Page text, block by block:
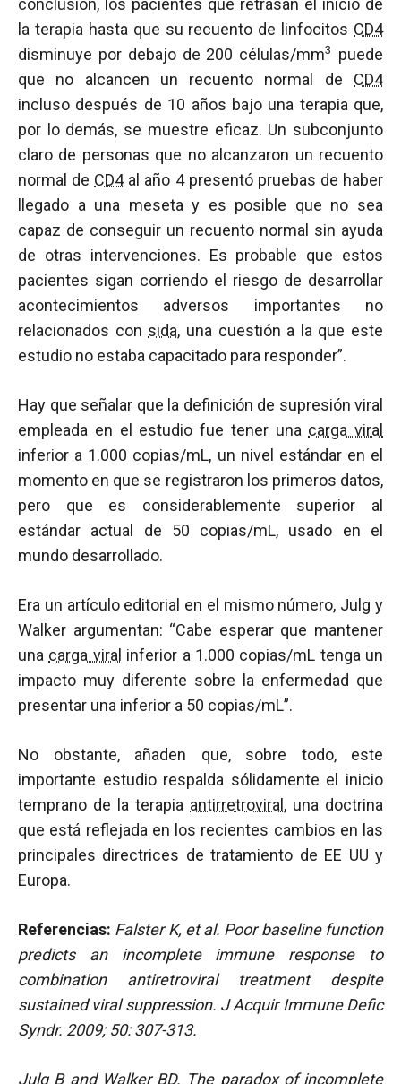
conclusión, los pacientes que retrasan el inicio de
la terapia hasta que su recuento de linfocitos CD4
disminuye por debajo de 200 células/mm3
puede
que no alcancen un recuento normal de CD4
incluso después de 10 años bajo una terapia que,
por lo demás, se muestre eficaz. Un subconjunto
claro de personas que no alcanzaron un recuento
normal de CD4al año 4 presentó pruebas de haber
llegado a una meseta y es posible que no sea
capaz de conseguir un recuento normal sin ayuda
de otras intervenciones. Es probable que estos
pacientes sigan corriendo el riesgo de desarrollar
acontecimientos adversos importantes no
relacionados con sida, una cuestión a la que este
estudio no estaba capacitado para responder”.
Hay que señalar que la definición de supresión viral
empleada en el estudio fue tener una carga viral
inferior a 1.000 copias/mL, un nivel estándar en el
momento en que se registraron los primeros datos,
pero que es considerablemente superior al
estándar actual de 50 copias/mL, usado en el
mundo desarrollado.
Era un artículo editorial en el mismo número, Julg y
Walker argumentan: “Cabe esperar que mantener
una carga viral inferior a 1.000 copias/mL tenga un
impacto muy diferente sobre la enfermedad que
presentar una inferior a 50 copias/mL”.
No obstante, añaden que, sobre todo, este
importante estudio respalda sólidamente el inicio
temprano de la terapia antirretroviral , una doctrina
que está reflejada en los recientes cambios en las
principales directrices de tratamiento de EE UU y
Europa.
Referencias: Falster K, et al. Poor baseline function
predicts an incomplete immune response to
combination antiretroviral treatment despite
sustained viral suppression. J Acquir Immune Defic
Syndr. 2009; 50: 307-313.
Julg B and Walker BD. The paradox of incomplete